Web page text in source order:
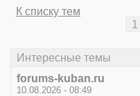
К списку тем
1
Интересные темы
forums-kuban.ru
10.08.2026 - 08:49